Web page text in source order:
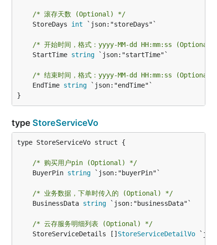
/* 滚存天数 (Optional) */
	StoreDays
int `json:"storeDays"`
/* 开始时间，格式：yyyy-MM-dd HH:mm:ss
	StartTime
string `json:"startTime"`
/* 结束时间，格式：yyyy-MM-dd HH:mm:ss
	EndTime
string `json:"endTime"`
}
type StoreServiceVo
type StoreServiceVo struct {
/* 购买用户pin (Optional) */
	BuyerPin
string `json:"buyerPin"`
/* 业务数据，下单时传入的 (Optional) */
	BusinessData
string `json:"businessData"`
/* 云存服务明细列表 (Optional) */
	StoreServiceDetails []
StoreServiceDetailVo